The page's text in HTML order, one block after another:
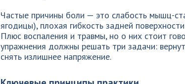
Частые причины боли — это слабость мышц-
ягодицы), плохая гибкость задней
Плюс воспаления и травмы, но о них стоит
упражнения должны решать три задачи:
снять излишнее напряжение.